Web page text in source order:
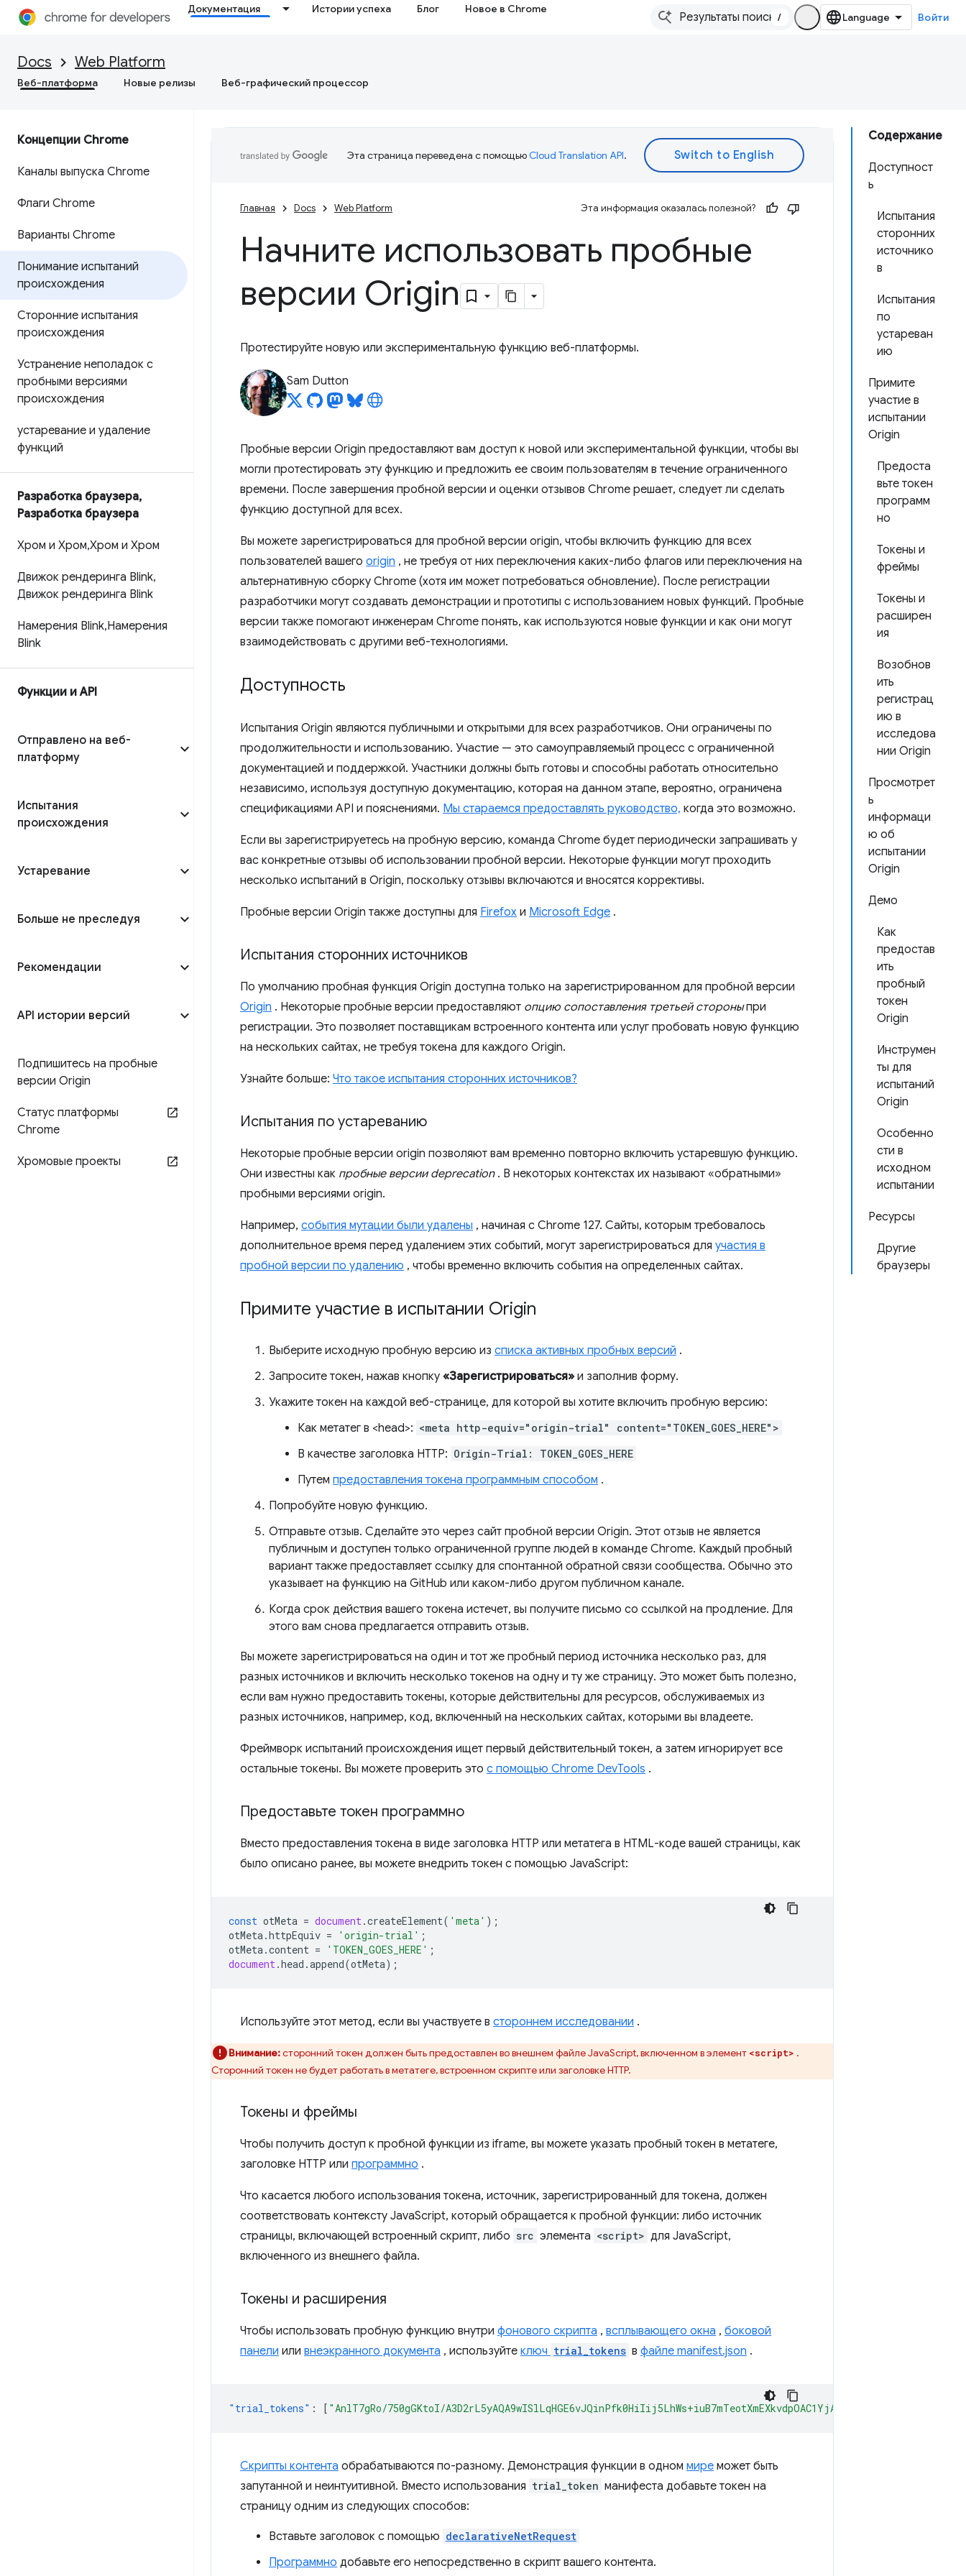
Документация Истории успеха Блог Новое в Chrome
/ Войти
Docs Web Platform
Веб-платформа Новые релизы Веб-графический процессор
Концепции Chrome
Каналы выпуска Chrome
Флаги Chrome
Варианты Chrome
Понимание испытаний
происхождения
Сторонние испытания
происхождения
Устранение неполадок с
пробными версиями
происхождения
устаревание и удаление
функций
Разработка браузера,
Разработка браузера
Хром и Хром,Хром и Хром
Движок рендеринга Blink,
Движок рендеринга Blink
Намерения Blink,Намерения
Blink
Функции и API
Отправлено на веб-
платформу
Испытания
происхождения
Устаревание
Больше не преследуя
Рекомендации
API истории версий
Подпишитесь на пробные
версии Origin
Статус платформы
Chrome
Хромовые проекты
Содержание
Доступност
ь
Испытания
сторонних
источнико
в
Испытания
по
устареван
ию
Примите
участие в
испытании
Origin
Предоста
вьте токен
программ
но
Токены и
фреймы
Токены и
расширен
ия
Возобнов
ить
регистрац
ию в
исследова
нии Origin
Просмотрет
ь
информаци
ю об
испытании
Origin
Демо
Как
предостав
ить
пробный
токен
Origin
Инструмен
ты для
испытаний
Origin
Особенно
сти в
исходном
испытании
Ресурсы
Другие
браузеры
Эта страница переведена с помощьюCloud Translation API.
Главная Docs Web Platform Эта информация оказалась полезной?
Начните использовать пробные
версии Origin
Протестируйте новую или экспериментальную функцию веб-платформы.
Sam Dutton
Пробные версии Origin предоставляют вам доступ к новой или экспериментальной функции, чтобы вы
могли протестировать эту функцию и предложить ее своим пользователям в течение ограниченного
времени. После завершения пробной версии и оценки отзывов Chrome решает, следует ли сделать
функцию доступной для всех.
Вы можете зарегистрироваться для пробной версии origin, чтобы включить функцию для всех
пользователей вашего origin , не требуя от них переключения каких-либо флагов или переключения на
альтернативную сборку Chrome (хотя им может потребоваться обновление). После регистрации
разработчики могут создавать демонстрации и прототипы с использованием новых функций. Пробные
версии также помогают инженерам Chrome понять, как используются новые функции и как они могут
взаимодействовать с другими веб-технологиями.
Доступность
Испытания Origin являются публичными и открытыми для всех разработчиков. Они ограничены по
продолжительности и использованию. Участие — это самоуправляемый процесс с ограниченной
документацией и поддержкой. Участники должны быть готовы и способны работать относительно
независимо, используя доступную документацию, которая на данном этапе, вероятно, ограничена
спецификациями API и пояснениями. Мы стараемся предоставлять руководство, когда это возможно.
Если вы зарегистрируетесь на пробную версию, команда Chrome будет периодически запрашивать у
вас конкретные отзывы об использовании пробной версии. Некоторые функции могут проходить
несколько испытаний в Origin, поскольку отзывы включаются и вносятся коррективы.
Пробные версии Origin также доступны для Firefox и Microsoft Edge .
Испытания сторонних источников
По умолчанию пробная функция Origin доступна только на зарегистрированном для пробной версии
Origin . Некоторые пробные версии предоставляют опцию сопоставления третьей стороныпри
регистрации. Это позволяет поставщикам встроенного контента или услуг пробовать новую функцию
на нескольких сайтах, не требуя токена для каждого Origin.
Узнайте больше: Что такое испытания сторонних источников?
Испытания по устареванию
Некоторые пробные версии origin позволяют вам временно повторно включить устаревшую функцию.
Они известны как пробные версии deprecation. В некоторых контекстах их называют «обратными»
пробными версиями origin.
Например, события мутации были удалены , начиная с Chrome 127. Сайты, которым требовалось
дополнительное время перед удалением этих событий, могут зарегистрироваться для участия в
пробной версии по удалению , чтобы временно включить события на определенных сайтах.
Примите участие в испытании Origin
Выберите исходную пробную версию из списка активных пробных версий .
Запросите токен, нажав кнопку «Зарегистрироваться» и заполнив форму.
Укажите токен на каждой веб-странице, для которой вы хотите включить пробную версию:
Как метатег в <head>: <meta http-equiv="origin-trial" content="TOKEN_GOES_HERE">
В качестве заголовка HTTP: Origin-Trial: TOKEN_GOES_HERE
Путем предоставления токена программным способом .
Попробуйте новую функцию.
Отправьте отзыв. Сделайте это через сайт пробной версии Origin. Этот отзыв не является
публичным и доступен только ограниченной группе людей в команде Chrome. Каждый пробный
вариант также предоставляет ссылку для спонтанной обратной связи сообщества. Обычно это
указывает на функцию на GitHub или каком-либо другом публичном канале.
Когда срок действия вашего токена истечет, вы получите письмо со ссылкой на продление. Для
этого вам снова предлагается отправить отзыв.
Вы можете зарегистрироваться на один и тот же пробный период источника несколько раз, для
разных источников и включить несколько токенов на одну и ту же страницу. Это может быть полезно,
если вам нужно предоставить токены, которые действительны для ресурсов, обслуживаемых из
разных источников, например, код, включенный на нескольких сайтах, которыми вы владеете.
Фреймворк испытаний происхождения ищет первый действительный токен, а затем игнорирует все
остальные токены. Вы можете проверить это с помощью Chrome DevTools .
Предоставьте токен программно
Вместо предоставления токена в виде заголовка HTTP или метатега в HTML-коде вашей страницы, как
было описано ранее, вы можете внедрить токен с помощью JavaScript:
const otMeta = document.createElement( 'meta' );
otMeta.httpEquiv = 'origin-trial' ;
otMeta.content = 'TOKEN_GOES_HERE' ;
document.head .append(otMeta);
Используйте этот метод, если вы участвуете в стороннем исследовании .
Внимание:сторонний токен должен быть предоставлен во внешнем файле JavaScript, включенном в элемент <script> .
Сторонний токен не будет работать в метатеге, встроенном скрипте или заголовке HTTP.
Токены и фреймы
Чтобы получить доступ к пробной функции из iframe, вы можете указать пробный токен в метатеге,
заголовке HTTP или программно .
Что касается любого использования токена, источник, зарегистрированный для токена, должен
соответствовать контексту JavaScript, который обращается к пробной функции: либо источник
страницы, включающей встроенный скрипт, либо src элемента <script> для JavaScript,
включенного из внешнего файла.
Токены и расширения
Чтобы использовать пробную функцию внутри фонового скрипта , всплывающего окна , боковой
панели или внеэкранного документа , используйте ключ trial_tokens в файле manifest.json .
"trial_tokens" : [ "AnlT7gRo/750gGKtoI/
Скрипты контента обрабатываются по-разному. Демонстрация функции в одном мире может быть
запутанной и неинтуитивной. Вместо использования trial_token манифеста добавьте токен на
страницу одним из следующих способов:
Вставьте заголовок с помощью declarativeNetRequest
Программно добавьте его непосредственно в скрипт вашего контента.